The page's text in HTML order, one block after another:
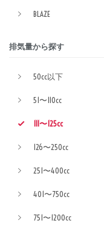
BLAZE
排気量から探す
50cc以下
51〜110cc
111〜125cc
126〜250cc
251〜400cc
401〜750cc
751〜1200cc